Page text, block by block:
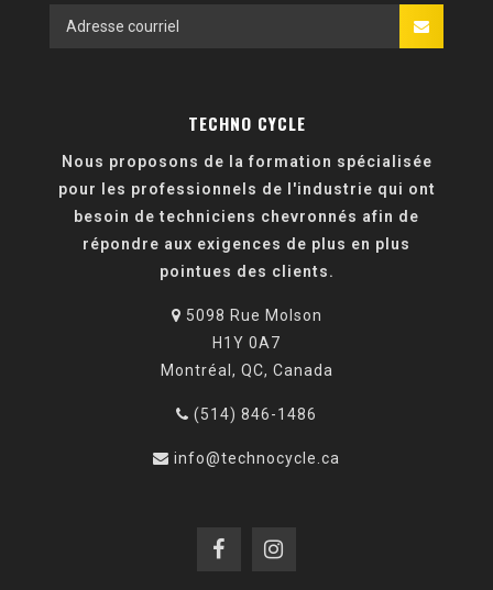
TECHNO CYCLE
Nous proposons de la formation spécialisée
pour les professionnels de l'industrie qui ont
besoin de techniciens chevronnés afin de
répondre aux exigences de plus en plus
pointues des clients.
5098 Rue Molson
H1Y 0A7
Montréal, QC, Canada
(514) 846-1486
info@technocycle.ca